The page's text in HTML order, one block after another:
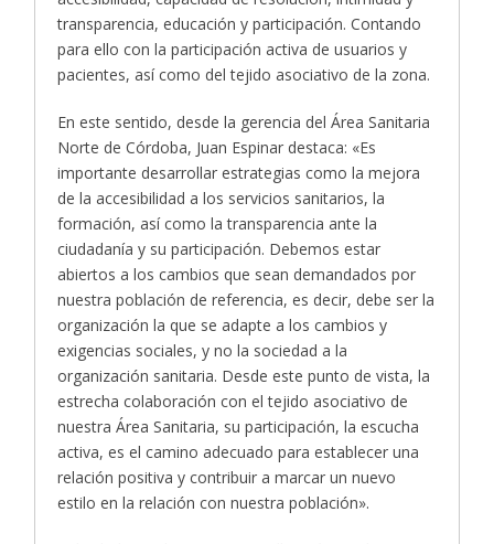
transparencia, educación y participación. Contando
para ello con la participación activa de usuarios y
pacientes, así como del tejido asociativo de la zona.
En este sentido, desde la gerencia del Área Sanitaria
Norte de Córdoba, Juan Espinar destaca: «Es
importante desarrollar estrategias como la mejora
de la accesibilidad a los servicios sanitarios, la
formación, así como la transparencia ante la
ciudadanía y su participación. Debemos estar
abiertos a los cambios que sean demandados por
nuestra población de referencia, es decir, debe ser la
organización la que se adapte a los cambios y
exigencias sociales, y no la sociedad a la
organización sanitaria. Desde este punto de vista, la
estrecha colaboración con el tejido asociativo de
nuestra Área Sanitaria, su participación, la escucha
activa, es el camino adecuado para establecer una
relación positiva y contribuir a marcar un nuevo
estilo en la relación con nuestra población».